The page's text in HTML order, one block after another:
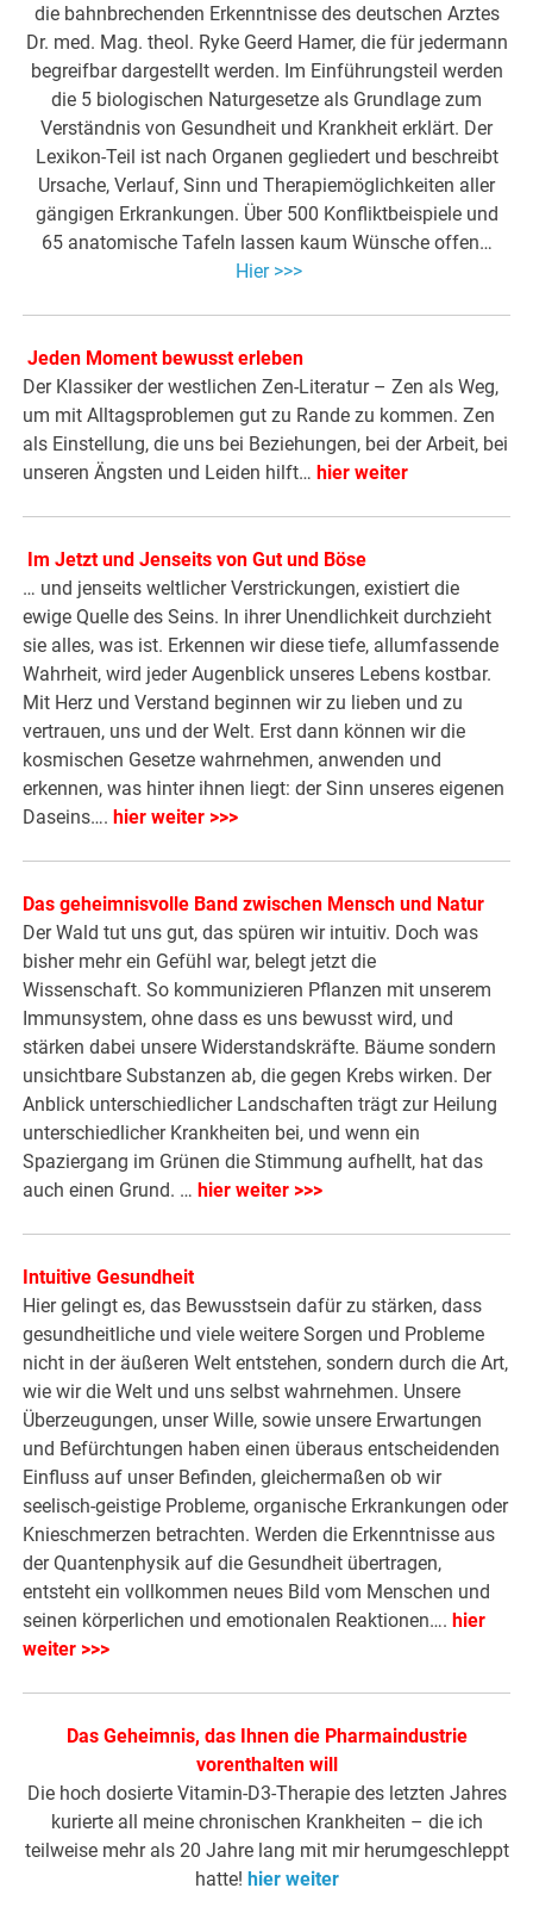
die bahnbrechenden Erkenntnisse des deutschen Arztes
Dr. med. Mag. theol. Ryke Geerd Hamer, die für jedermann
begreifbar dargestellt werden. Im Einführungsteil werden
die 5 biologischen Naturgesetze als Grundlage zum
Verständnis von Gesundheit und Krankheit erklärt. Der
Lexikon-Teil ist nach Organen gegliedert und beschreibt
Ursache, Verlauf, Sinn und Therapiemöglichkeiten aller
gängigen Erkrankungen. Über 500 Konfliktbeispiele und
65 anatomische Tafeln lassen kaum Wünsche offen…
Hier >>>
Jeden Moment bewusst erleben
Der Klassiker der westlichen Zen-Literatur – Zen als Weg,
um mit Alltagsproblemen gut zu Rande zu kommen. Zen
als Einstellung, die uns bei Beziehungen, bei der Arbeit, bei
unseren Ängsten und Leiden hilft… hier weiter
Im Jetzt und Jenseits von Gut und Böse
… und jenseits weltlicher Verstrickungen, existiert die
ewige Quelle des Seins. In ihrer Unendlichkeit durchzieht
sie alles, was ist. Erkennen wir diese tiefe, allumfassende
Wahrheit, wird jeder Augenblick unseres Lebens kostbar.
Mit Herz und Verstand beginnen wir zu lieben und zu
vertrauen, uns und der Welt. Erst dann können wir die
kosmischen Gesetze wahrnehmen, anwenden und
erkennen, was hinter ihnen liegt: der Sinn unseres eigenen
Daseins…. hier weiter >>>
Das geheimnisvolle Band zwischen Mensch und Natur
Der Wald tut uns gut, das spüren wir intuitiv. Doch was
bisher mehr ein Gefühl war, belegt jetzt die
Wissenschaft. So kommunizieren Pflanzen mit unserem
Immunsystem, ohne dass es uns bewusst wird, und
stärken dabei unsere Widerstandskräfte. Bäume sondern
unsichtbare Substanzen ab, die gegen Krebs wirken. Der
Anblick unterschiedlicher Landschaften trägt zur Heilung
unterschiedlicher Krankheiten bei, und wenn ein
Spaziergang im Grünen die Stimmung aufhellt, hat das
auch einen Grund. … hier weiter >>>
Intuitive Gesundheit
Hier gelingt es, das Bewusstsein dafür zu stärken, dass
gesundheitliche und viele weitere Sorgen und Probleme
nicht in der äußeren Welt entstehen, sondern durch die Art,
wie wir die Welt und uns selbst wahrnehmen. Unsere
Überzeugungen, unser Wille, sowie unsere Erwartungen
und Befürchtungen haben einen überaus entscheidenden
Einfluss auf unser Befinden, gleichermaßen ob wir
seelisch-geistige Probleme, organische Erkrankungen oder
Knieschmerzen betrachten. Werden die Erkenntnisse aus
der Quantenphysik auf die Gesundheit übertragen,
entsteht ein vollkommen neues Bild vom Menschen und
seinen körperlichen und emotionalen Reaktionen…. hier
weiter >>>
Das Geheimnis, das Ihnen die Pharmaindustrie
vorenthalten will
Die hoch dosierte Vitamin-D3-Therapie des letzten Jahres
kurierte all meine chronischen Krankheiten – die ich
teilweise mehr als 20 Jahre lang mit mir herumgeschleppt
hatte! hier weiter